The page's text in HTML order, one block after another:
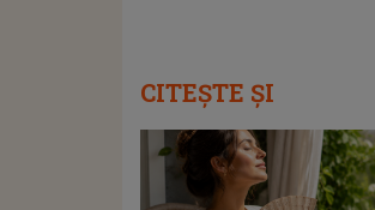
CITEȘTE ȘI